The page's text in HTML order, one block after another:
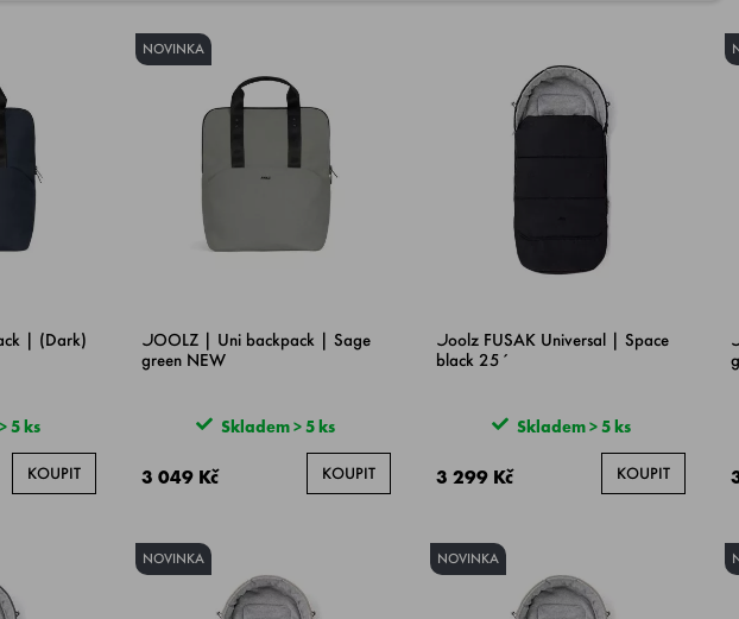
| (Dark)
5 ks
KOUPIT
NOVINKA
JOOLZ | Uni backpack | Sage
green NEW
Skladem > 5 ks
3 049 Kč KOUPIT
Joolz FUSAK Universal | Space
black 25´
Skladem > 5 ks
3 299 Kč KOUPIT
NOVINKA NOVINKA